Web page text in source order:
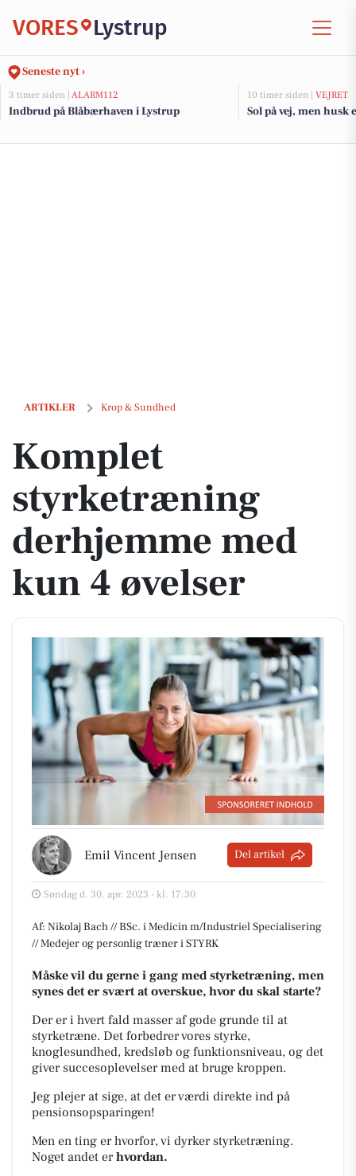
VORES Lystrup
Seneste nyt ›
3 timer siden | ALARM112
Indbrud på Blåbærhaven i Lystrup
10 timer siden | VEJRET
Sol på vej, men husk
ARTIKLER Krop & Sundhed
Komplet styrketræning derhjemme med kun 4 øvelser
Komplet
styrketræning
derhjemme med
kun 4 øvelser
Emil Vincent Jensen Del artikel
Søndag d. 30. apr. 2023 - kl. 17:30
Af: Nikolaj Bach // BSc. i Medicin m/Industriel Specialisering
// Medejer og personlig træner i STYRK
Måske vil du gerne i gang med styrketræning, men
synes det er svært at overskue, hvor du skal starte?
Der er i hvert fald masser af gode grunde til at
styrketræne. Det forbedrer vores styrke,
knoglesundhed, kredsløb og funktionsniveau, og det
giver succesoplevelser med at bruge kroppen.
Jeg plejer at sige, at det er værdi direkte ind på
pensionsopsparingen!
Men en ting er hvorfor, vi dyrker styrketræning.
Noget andet erhvordan.